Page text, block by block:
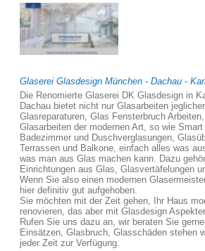
Glaserei Glasdesign München - Dachau -
Die Renomierte Glaserei DK Glasdesign in
Dachau bietet nicht nur Glasarbeiten
Glasreparaturen, Glas Fensterbruch
Glasarbeiten der modernen Art, so wie
Badezimmer und Duschverglasungen,
Terrassen und Balkone, einfach alles was
was man aus Glas machen kann. Dazu
Einrichtungen aus Glas, Glasvertäfelungen
Wenn Sie also einen modernen
hier definitiv gut aufgehoben.
Sie möchten mit der Zeit gehen, Ihr Haus
renovieren, das aber mit Glasdesign
Rufen Sie uns dazu an, wir beraten Sie
Einsätzen, Glasbruch, Glasschäden stehen
jeder Zeit zur Verfügung.